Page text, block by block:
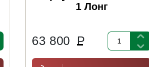
1 Лонг
63 800 Р